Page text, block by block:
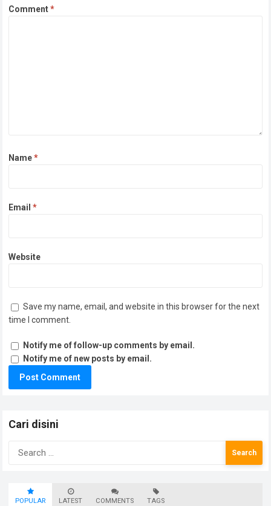
Comment*
Name*
Email*
Website
Save my name, email, and website in this browser for the next
time I comment.
Notify me of follow-up comments by email.
Notify me of new posts by email.
Cari disini
Search
POPULAR LATEST COMMENTS TAGS